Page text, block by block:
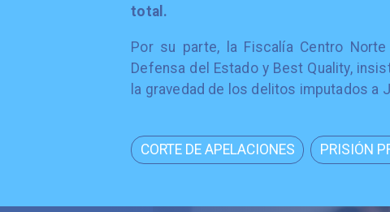
total.
Por su parte, la Fiscalía Centro
Defensa del Estado y Best Quality,
la gravedad de los delitos imputados a
CORTE DE APELACIONES PRISIÓN